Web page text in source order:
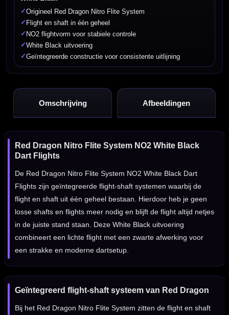
✓Origineel Red Dragon Nitro Flite System
✓ Flight en shaft in één geheel
✓ NO2 flightvorm voor stabiele controle
✓White Black uitvoering
✓Geïntegreerde constructie voor consistente uitlijning
Omschrijving Afbeeldingen
Red Dragon Nitro Flite System NO2 White Black
Dart Flights
De Red Dragon Nitro Flite System NO2 White Black Dart
Flights zijn geïntegreerde flight-shaft systemen waarbij de
flight en shaft uit één geheel bestaan. Hierdoor heb je geen
losse shafts en flights meer nodig en blijft de flight altijd netjes
in de juiste stand staan. Deze White Black uitvoering
combineert een lichte flight met een zwarte afwerking voor
een strakke en moderne dartsetup.
Geïntegreerd flight-shaft systeem van Red Dragon
Bij het Red Dragon Nitro Flite System zitten de flight en shaft